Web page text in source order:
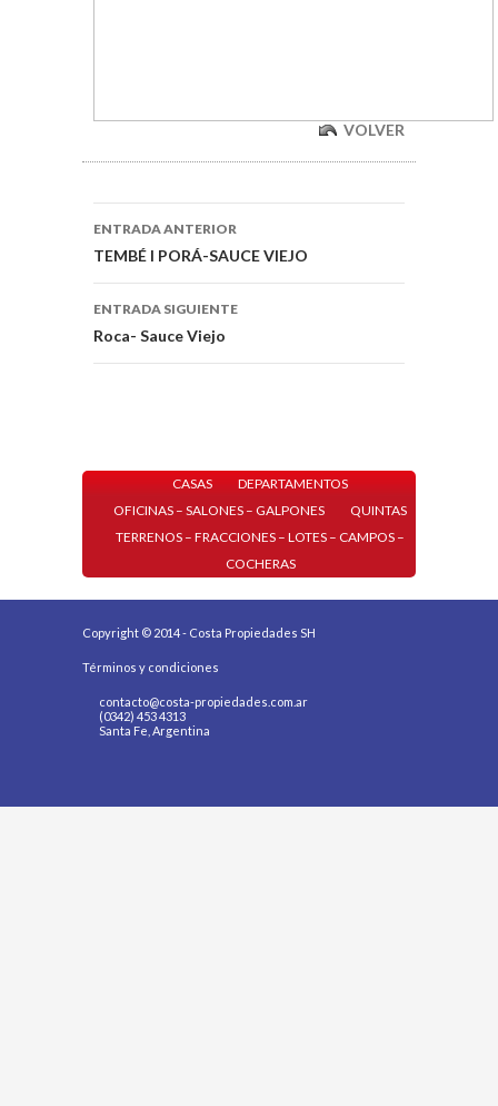
VOLVER
ENTRADA ANTERIOR
TEMBÉ I PORÁ-SAUCE VIEJO
ENTRADA SIGUIENTE
Roca- Sauce Viejo
CASAS
DEPARTAMENTOS
OFICINAS – SALONES – GALPONES
QUINTAS
TERRENOS – FRACCIONES – LOTES – CAMPOS –
COCHERAS
Copyright © 2014 - Costa Propiedades SH
Términos y condiciones
contacto@costa-propiedades.com.ar
(0342) 453 4313
Santa Fe, Argentina